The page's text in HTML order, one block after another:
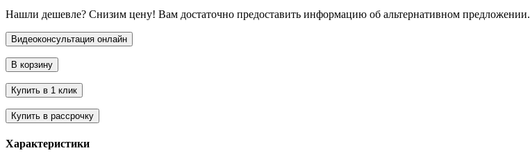
Нашли дешевле? Снизим цену! Вам достаточно предоставить информацию об альтернативном предложении.
Характеристики